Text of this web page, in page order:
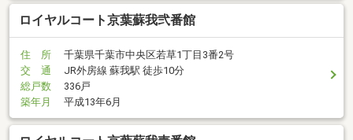
ロイヤルコート京葉蘇我弐番館
住 所
千葉県千葉市中央区若草1丁目3番2号
交 通
JR外房線 蘇我駅 徒歩10分
総戸数
336戸
築年月
平成13年6月